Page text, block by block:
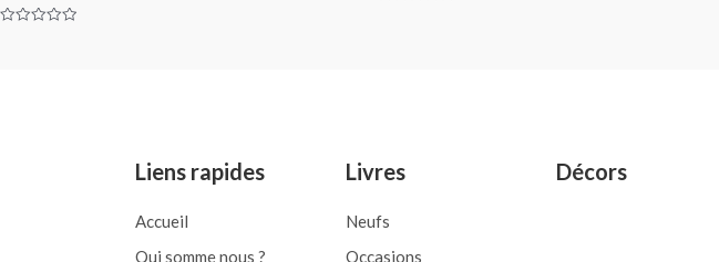
Liens rapides
Accueil
Qui somme nous ?
Livres
Neufs
Occasions
Décors